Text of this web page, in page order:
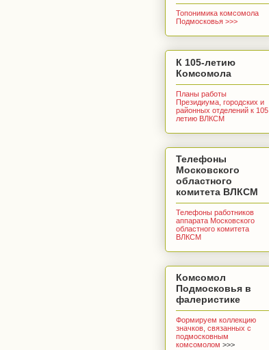
Топонимика комсомола
Подмосковья >>>
К 105-летию
Комсомола
Планы работы
Президиума, городских и
районных отделений к 105
летию ВЛКСМ
Телефоны
Московского
областного
комитета ВЛКСМ
Телефоны работников
аппарата Московского
областного комитета
ВЛКСМ
Комсомол
Подмосковья в
фалеристике
Формируем коллекцию
значков, связанных с
подмосковным
комсомолом >>>